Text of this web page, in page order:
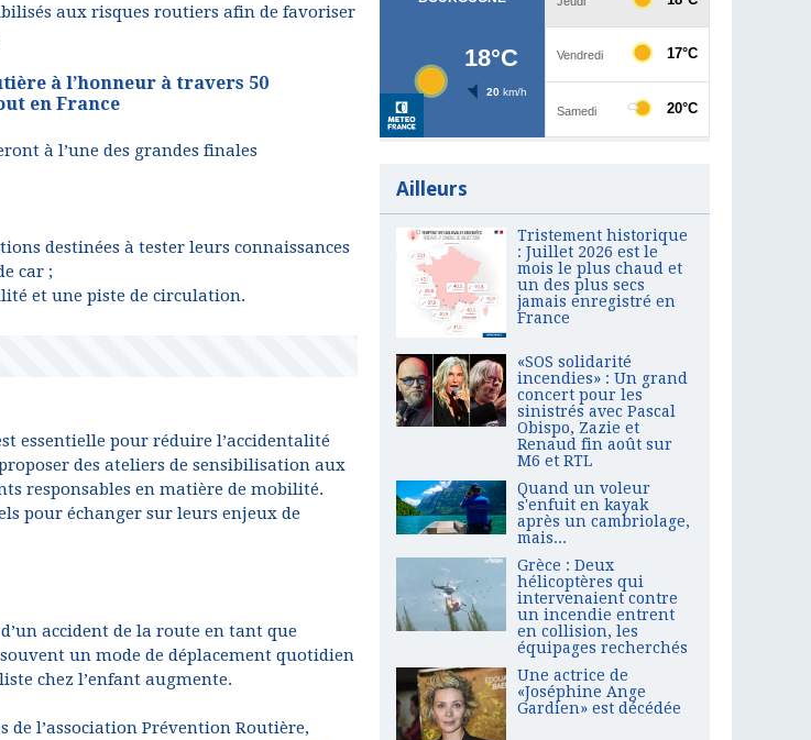
aux risques routiers afin de favoriser
à l’honneur à travers 50
en France
à l’une des grandes finales
destinées à tester leurs connaissances
car ;
et une piste de circulation.
essentielle pour réduire l’accidentalité
des ateliers de sensibilisation aux
responsables en matière de mobilité.
pour échanger sur leurs enjeux de
accident de la route en tant que
un mode de déplacement quotidien
chez l’enfant augmente.
de l’association Prévention Routière,
Ailleurs
Tristement historique
: Juillet 2026 est le
mois le plus chaud et
un des plus secs
jamais enregistré en
France
«SOS solidarité
incendies» : Un grand
concert pour les
sinistrés avec Pascal
Obispo, Zazie et
Renaud fin août sur
M6 et RTL
Quand un voleur
s'enfuit en kayak
après un cambriolage,
mais...
Grèce : Deux
hélicoptères qui
intervenaient contre
un incendie entrent
en collision, les
équipages recherchés
Une actrice de
«Joséphine Ange
Gardien» est décédée